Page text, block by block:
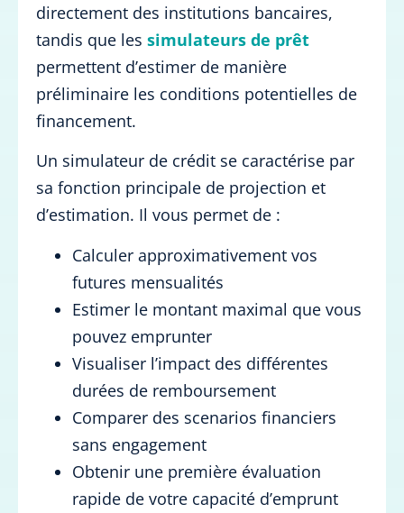
directement des institutions bancaires,
tandis que les simulateurs de prêt
permettent d’estimer de manière
préliminaire les conditions potentielles de
financement.
Un simulateur de crédit se caractérise par
sa fonction principale de projection et
d’estimation. Il vous permet de :
Calculer approximativement vos
futures mensualités
Estimer le montant maximal que vous
pouvez emprunter
Visualiser l’impact des différentes
durées de remboursement
Comparer des scenarios financiers
sans engagement
Obtenir une première évaluation
rapide de votre capacité d’emprunt